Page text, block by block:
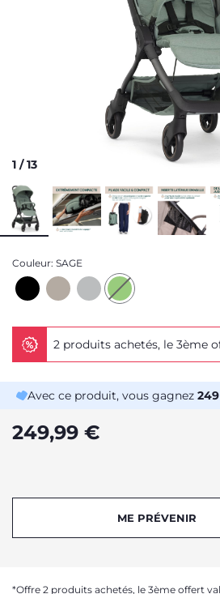
1 /13
Couleur: SAGE
2 produits achetés, le 3ème
Avec ce produit, vous gagnez 249
249,99 €
ME PRÉVENIR
*Offre 2 produits achetés, le 3ème offert